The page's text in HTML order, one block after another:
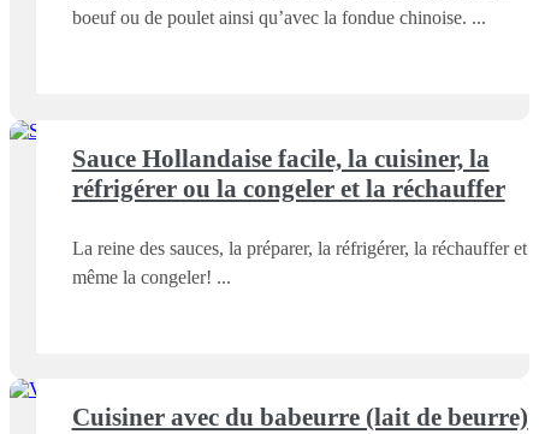
boeuf ou de poulet ainsi qu’avec la fondue chinoise.
Sauce Hollandaise facile, la cuisiner, la
réfrigérer ou la congeler et la réchauffer
La reine des sauces, la préparer, la réfrigérer, la réchauffer et
même la congeler!
Cuisiner avec du babeurre (lait de beurre)